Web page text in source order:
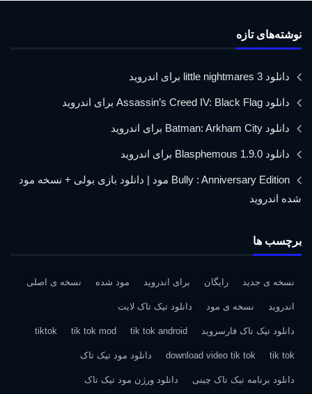
نوشته‌های تازه
دانلود little nightmares 3 برای اندروید
دانلود Assassin’s Creed IV: Black Flag برای اندروید
دانلود Batman: Arkham City برای اندروید
دانلود Blasphemous 1.9.0 برای اندروید
Bully : Anniversary Edition مود | دانلود بازی بولی + نسخه مود
شده اندروید
برچسب ها
نسخه ی جدید رایگان برای اندروید مود شده نسخه ی اصلی
اندروید نسخه ی مود دانلود تیک تاک لایت
دانلود تیک تاک فارسروید tik tok android
tik tok mod
tiktok
tik tok
download video tik tok دانلود مود تیک تاک
دانلود برنامه تیک تاک چینی دانلود ورژن مود تیک تاک